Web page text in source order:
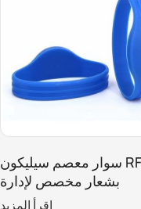
سوار معصم سيليكون RFID
بشعار مخصص لإدارة
العضوية NTAG213اقرأ المزيد